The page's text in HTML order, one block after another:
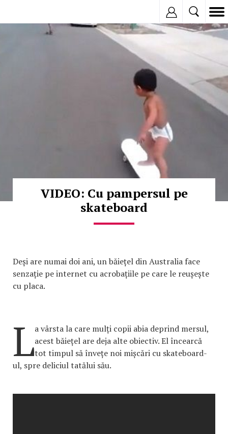
VIDEO: Cu pampersul pe
skateboard
Deși are numai doi ani, un băiețel din Australia face
senzație pe internet cu acrobațiile pe care le reușește
cu placa.
La vârsta la care mulți copii abia deprind mersul,
acest băiețel are deja alte obiectiv. El încearcă
tot timpul să învețe noi mișcări cu skateboard-
ul, spre deliciul tatălui său.